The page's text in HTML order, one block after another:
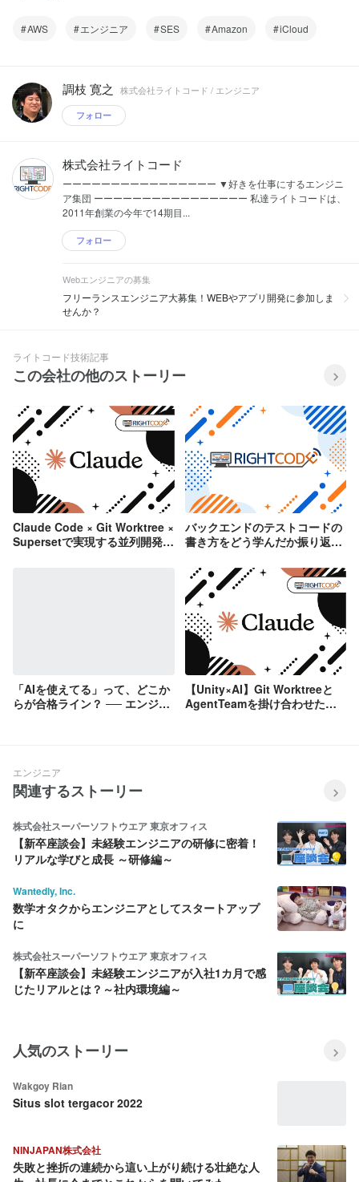
AWS エンジニア SES Amazon iCloud
調枝 寛之 株式会社ライトコード / エンジニア
フォロー
株式会社ライトコード
ーーーーーーーーーーーーーーーー ▼好きを仕事にするエンジニ
ア集団 ーーーーーーーーーーーーーーーー 私達ライトコードは、
2011年創業の今年で14期目...
フォロー
Webエンジニアの募集
フリーランスエンジニア大募集！WEBやアプリ開発に参加しま
せんか？
ライトコード技術記事
この会社の他のストーリー
Claude Code × Git Worktree ×
Supersetで実現する並列開発
バックエンドのテストコードの
書き方をどう学んだか振り返っ
ド】
「AIを使えてる」って、どこか
らが合格ライン？ ── エンジニ
【Unity×AI】Git Worktreeと
AgentTeamを掛け合わせた次
エンジニア
関連するストーリー
株式会社スーパーソフトウエア 東京オフィス
【新卒座談会】未経験エンジニアの研修に密着！
リアルな学びと成長 ～研修編～
Wantedly, Inc.
数学オタクからエンジニアとしてスタートアップ
に
株式会社スーパーソフトウエア 東京オフィス
【新卒座談会】未経験エンジニアが入社1カ月で感
じたリアルとは？～社内環境編～
人気のストーリー
Wakgoy Rian
Situs slot tergacor 2022
NINJAPAN株式会社
失敗と挫折の連続から這い上がり続ける壮絶な人